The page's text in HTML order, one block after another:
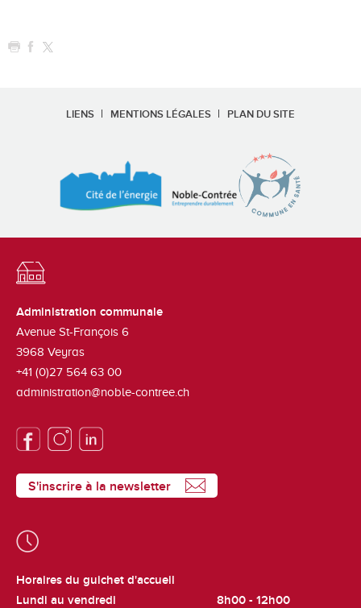
LIENS MENTIONS LÉGALES PLAN DU SITE
Administration communale
Avenue St-François 6
3968 Veyras
+41 (0)27 564 63 00
administration@noble-contree.ch
S'inscrire à la newsletter
Horaires du guichet d'accueil
Lundi au vendredi
8h00 - 12h00